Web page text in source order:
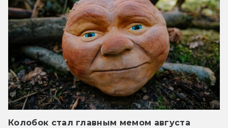
Колобок стал главным мемом августа